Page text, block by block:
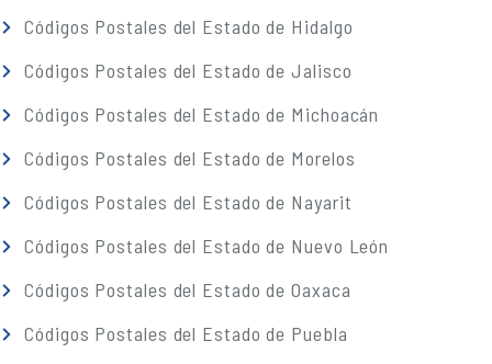
Códigos Postales del Estado de Hidalgo
Códigos Postales del Estado de Jalisco
Códigos Postales del Estado de Michoacán
Códigos Postales del Estado de Morelos
Códigos Postales del Estado de Nayarit
Códigos Postales del Estado de Nuevo León
Códigos Postales del Estado de Oaxaca
Códigos Postales del Estado de Puebla